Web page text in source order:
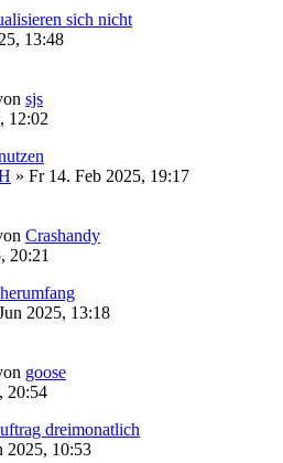
sich nicht
13:48
sjs
12:02
» Fr 14. Feb 2025, 19:17
Crashandy
20:21
2025, 13:18
goose
20:54
dreimonatlich
2025, 10:53